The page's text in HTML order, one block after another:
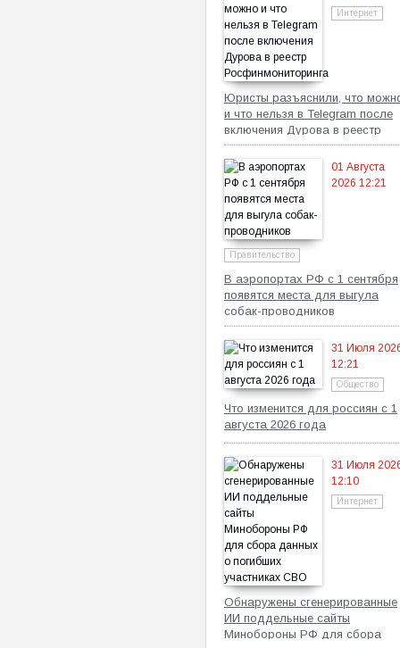
Интернет
Юристы разъяснили, что
и что нельзя в Telegram после
включения Дурова в реестр
Росфинмониторинга
01 Августа
2026 12:21
Правительство
В аэропортах РФ с 1 сентября
появятся места для выгула
собак-проводников
31 Июля
12:21
Общество
Что изменится для россиян с 1
августа 2026 года
31 Июля
12:10
Интернет
Обнаружены сгенерированные
ИИ поддельные сайты
Минобороны РФ для сбора